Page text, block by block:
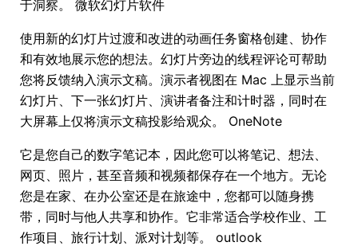
于洞察。 微软幻灯片软件
使用新的幻灯片过渡和改进的动画任务窗格创建、协作
和有效地展示您的想法。幻灯片旁边的线程评论可帮助
您将反馈纳入演示文稿。演示者视图在 Mac 上显示当前
幻灯片、下一张幻灯片、演讲者备注和计时器，同时在
大屏幕上仅将演示文稿投影给观众。 OneNote
它是您自己的数字笔记本，因此您可以将笔记、想法、
网页、照片，甚至音频和视频都保存在一个地方。无论
您是在家、在办公室还是在旅途中，您都可以随身携
带，同时与他人共享和协作。它非常适合学校作业、工
作项目、旅行计划、派对计划等。 outlook